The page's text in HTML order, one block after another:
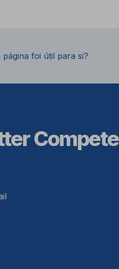
página foi útil para si?
Compete